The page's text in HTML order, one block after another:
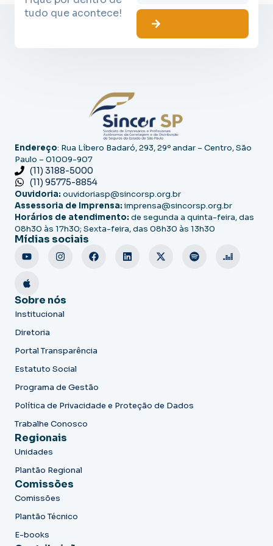
tudo que acontece!
Endereço: Rua Líbero Badaró, 293, 29º andar – Centro, São
Paulo – 01009-907
(11) 3188-5000
(11) 95775-8854
Ouvidoria: ouvidoriasp@sincorsp.org.br
Assessoria de Imprensa: imprensa@sincorsp.org.br
Horários de atendimento: de segunda a quinta-feira, das
08h30 às 17h30; Sexta-feira, das 08h30 às 13h30
Mídias sociais
Sobre nós
Institucional
Diretoria
Portal Transparência
Estatuto Social
Programa de Gestão
Política de Privacidade e Proteção de Dados
Trabalhe Conosco
Regionais
Unidades
Plantão Regional
Comissões
Comissões
Plantão Técnico
E-books